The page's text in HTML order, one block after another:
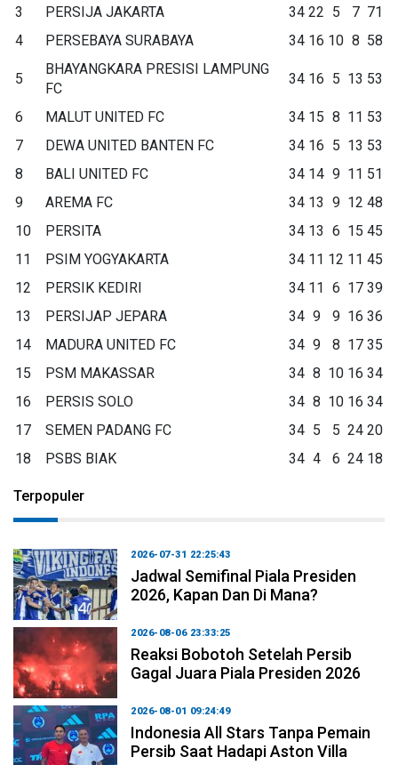
3
PERSIJA JAKARTA 34 22 5 7 71
4
PERSEBAYA SURABAYA 34 16 10 8 58
5
BHAYANGKARA PRESISI LAMPUNG
FC
34 16 5 13 53
6 MALUT UNITED FC 34 15 8 11 53
7
DEWA UNITED BANTEN FC 34 16 5 13 53
8
BALI UNITED FC 34 14 9 11 51
9
AREMA FC 34 13 9 12 48
10
PERSITA 34 13 6 15 45
11
PSIM YOGYAKARTA 34 11 12 11 45
12
PERSIK KEDIRI 34 11 6 17 39
13
PERSIJAP JEPARA 34 9 9 16 36
14
MADURA UNITED FC 34 9 8 17 35
15
PSM MAKASSAR 34 8 10 16 34
16
PERSIS SOLO 34 8 10 16 34
17
SEMEN PADANG FC 34 5 5 24 20
18
PSBS BIAK 34 4 6 24 18
Terpopuler
2026-07-31 22:25:43
Jadwal Semifinal Piala Presiden
2026, Kapan Dan Di Mana?
2026-08-06 23:33:25
Reaksi Bobotoh Setelah Persib
Gagal Juara Piala Presiden 2026
2026-08-01 09:24:49
Indonesia All Stars Tanpa Pemain
Persib Saat Hadapi Aston Villa